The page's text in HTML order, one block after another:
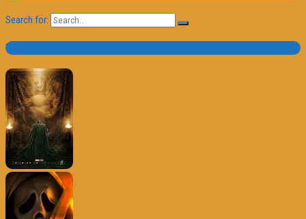
Search for:
Trailer e Poster do Dia